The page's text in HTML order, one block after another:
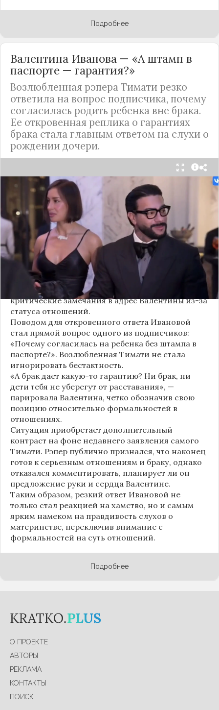
Подробнее
Валентина Иванова — «А штамп в
паспорте — гарантия?»
Возлюбленная рэпера Тимати резко
ответила на вопрос подписчика, почему
согласилась родить ребенка вне брака.
Ее откровенная реплика о гарантиях
брака стала главным ответом на слухи о
рождении дочери.
Валентина Иванова, избранница рэпера Тимати,
публично ответила на бестактный вопрос о
своем решении родить ребенка вне
официального брака. Ее резкая реакция стала
первым косвенным подтверждением слухов о
рождении дочери, ранее распространяемых
изданием «СтарХит».
Хотя сама звездная пара официально не
объявляла о пополнении, поклонники уже
засыпали их поздравлениями. Однако
некоторые комментаторы позволили себе
критические замечания в адрес Валентины из-за
статуса отношений.
Поводом для откровенного ответа Ивановой
стал прямой вопрос одного из подписчиков:
«Почему согласилась на ребенка без штампа в
паспорте?». Возлюбленная Тимати не стала
игнорировать бестактность.
«А брак дает какую-то гарантию? Ни брак, ни
дети тебя не уберегут от расставания», —
парировала Валентина, четко обозначив свою
позицию относительно формальностей в
отношениях.
Ситуация приобретает дополнительный
контраст на фоне недавнего заявления самого
Тимати. Рэпер публично признался, что наконец
готов к серьезным отношениям и браку, однако
отказался комментировать, планирует ли он
предложение руки и сердца Валентине.
Таким образом, резкий ответ Ивановой не
только стал реакцией на хамство, но и самым
ярким намеком на правдивость слухов о
материнстве, переключив внимание с
формальностей на суть отношений.
Подробнее
О ПРОЕКТЕ
АВТОРЫ
РЕКЛАМА
КОНТАКТЫ
ПОИСК